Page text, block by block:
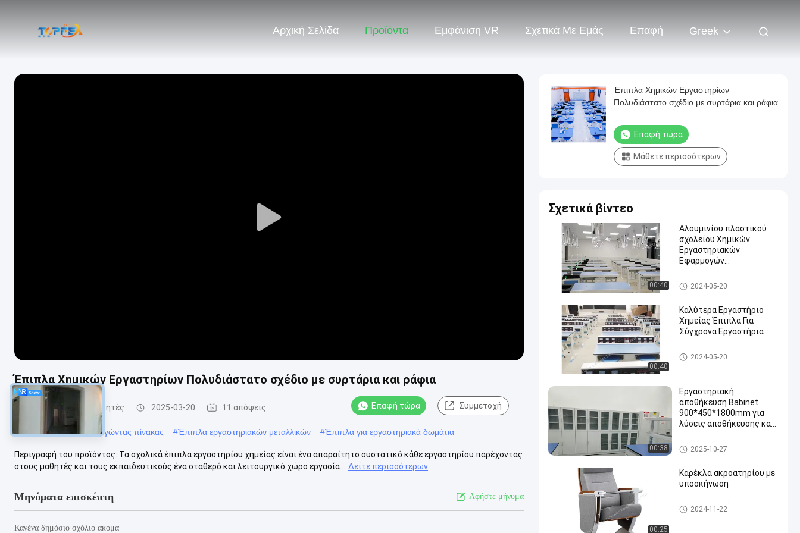
Αρχική Σελίδα Προϊόντα Εμφάνιση VR Σχετικά Με Εμάς Επαφή Greek
Play
Έπιπλα Χημικών Εργαστηρίων Πολυδιάστατο σχέδιο με συρτάρια και ράφια
Εργαστήριο για φοιτητές 2025-03-20 11 απόψεις Επαφή τώρα Συμμετοχή
εργαστηριακός λειτουργώντας πίνακας #Έπιπλα εργαστηριακών μεταλλικών #Έπιπλα για εργαστηριακά δωμάτια
Περιγραφή του προϊόντος: Τα σχολικά έπιπλα εργαστηρίου χημείας είναι ένα απαραίτητο συστατικό κάθε εργαστηρίου.παρέχοντας
στους μαθητές και τους εκπαιδευτικούς ένα σταθερό και λειτουργικό χώρο εργασία...
Δείτε περισσότερων
Μηνύματα επισκέπτη Αφήστε μήνυμα
Κανένα δημόσιο σχόλιο ακόμα
Έπιπλα Χημικών Εργαστηρίων
Πολυδιάστατο σχέδιο με συρτάρια και ράφια
Επαφή τώρα
Μάθετε περισσότερων
Σχετικά βίντεο
00:40
Αλουμινίου πλαστικού
σχολείου Χημικών
Εργαστηριακών
Εφαρμογών
Εργαστήρια και Καρέκλες
για Πειραματικά
Chemistry Lab Furniture
2024-05-20
00:40
Καλύτερα Εργαστήριο
Χημείας Έπιπλα Για
Σύγχρονα Εργαστήρια
Chemistry Lab Furniture
2024-05-20
00:38
Εργαστηριακή
αποθήκευση Babinet
900*450*1800mm για
λύσεις αποθήκευσης και
Acid Storage Cabinet
2025-10-27
00:25
Καρέκλα ακροατηρίου με
υποσκήνωση
Πλαστική καρέκλα ακρόαση
ς
2024-11-22